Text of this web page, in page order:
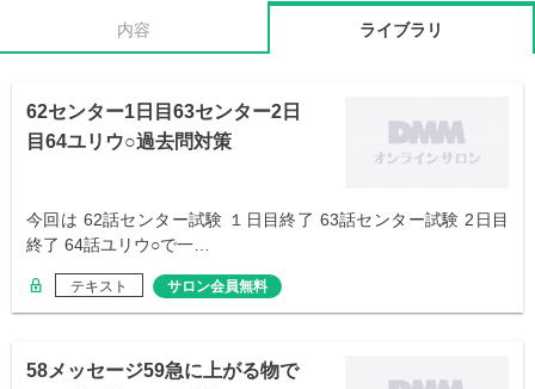
内容 ライブラリ
62センター1日目63センター2日
目64ユリウ○過去問対策
今回は 62話センター試験 １日目終了 63話センター試験 2日目
終了 64話ユリウ○で一…
テキスト サロン会員無料
58メッセージ59急に上がる物で